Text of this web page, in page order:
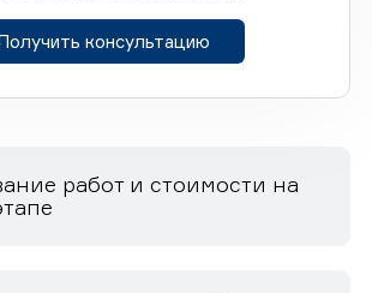
консультацию
работ и стоимости на